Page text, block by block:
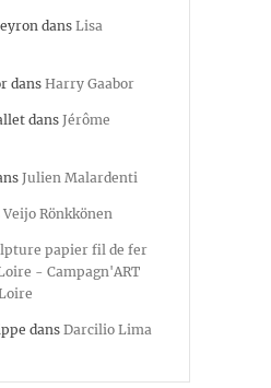
dans Lisa
dans Harry Gaabor
dans Jérôme
Julien Malardenti
Veijo Rönkkönen
papier fil de fer
- Campagn'ART
dans Darcilio Lima